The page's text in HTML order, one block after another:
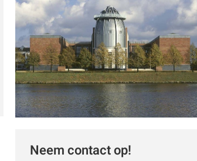
Neem contact op!